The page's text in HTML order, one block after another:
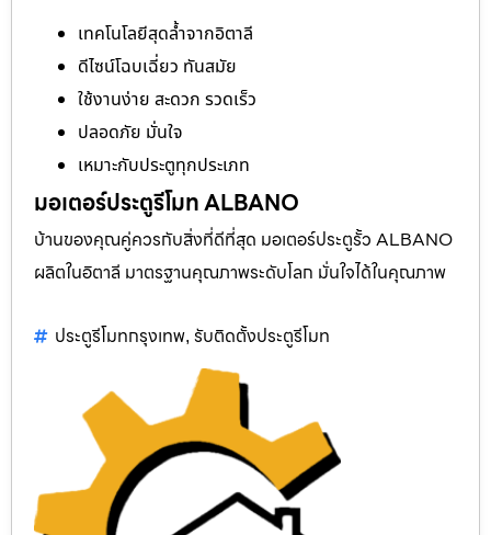
เทคโนโลยีสุดล้ำจากอิตาลี
ดีไซน์โฉบเฉี่ยว ทันสมัย
ใช้งานง่าย สะดวก รวดเร็ว
ปลอดภัย มั่นใจ
เหมาะกับประตูทุกประเภท
มอเตอร์ประตูรีโมท ALBANO
บ้านของคุณคู่ควรกับสิ่งที่ดีที่สุด มอเตอร์ประตูรั้ว ALBANO
ผลิตในอิตาลี มาตรฐานคุณภาพระดับโลก มั่นใจได้ในคุณภาพ
ประตูรีโมทกรุงเทพ, รับติดตั้งประตูรีโมท